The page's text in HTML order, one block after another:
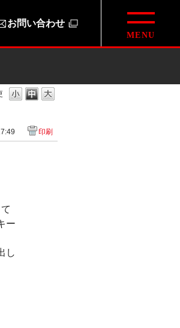
お問い合わせ
印刷
ー
し